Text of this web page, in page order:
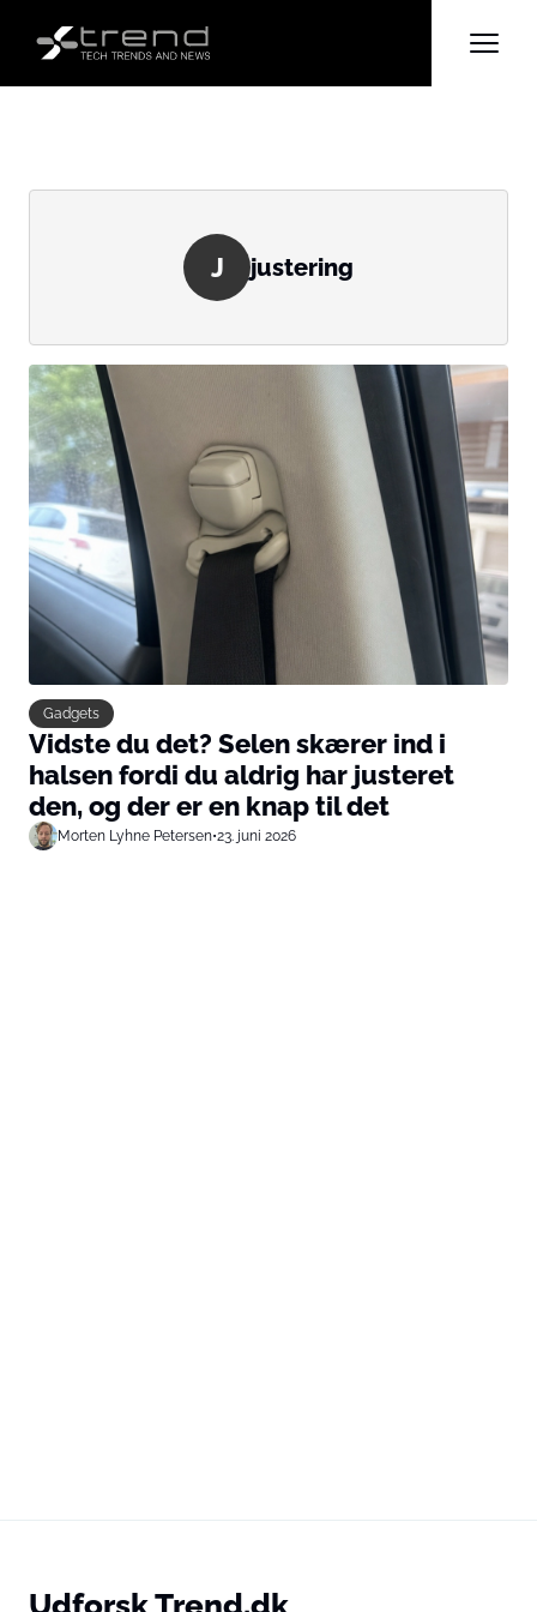
J justering
Gadgets
Vidste du det? Selen skærer ind i
halsen fordi du aldrig har justeret
den, og der er en knap til det
Morten Lyhne Petersen•23. juni 2026
Udforsk Trend.dk